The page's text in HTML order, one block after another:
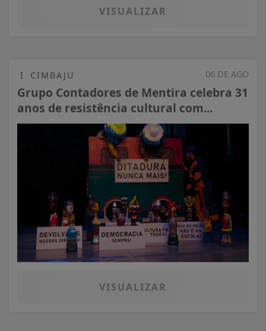
VISUALIZAR
06 DE AGO
CIMBAJU
Grupo Contadores de Mentira celebra 31
anos de resistência cultural com...
VISUALIZAR